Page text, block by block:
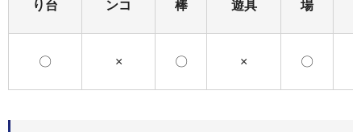
り台
ンコ
棒
遊具
場
〇 × 〇 × 〇